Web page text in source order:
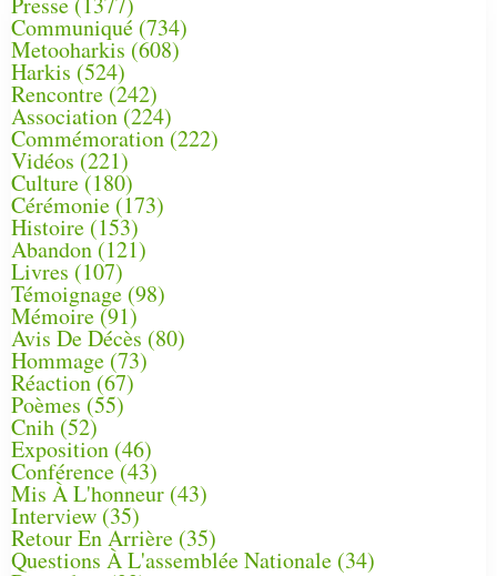
Communiqué (734)
Metooharkis (608)
Harkis (524)
Rencontre (242)
Association (224)
Commémoration(222)
Vidéos (221)
Culture(180)
Cérémonie (173)
Histoire (153)
Abandon(121)
Livres (107)
Témoignage (98)
Mémoire (91)
Avis De Décès (80)
Hommage (73)
Réaction(67)
Poèmes (55)
Cnih (52)
Exposition (46)
Conférence(43)
Mis À L'honneur (43)
Interview (35)
Retour En Arrière (35)
Questions À L'assemblée Nationale (34)